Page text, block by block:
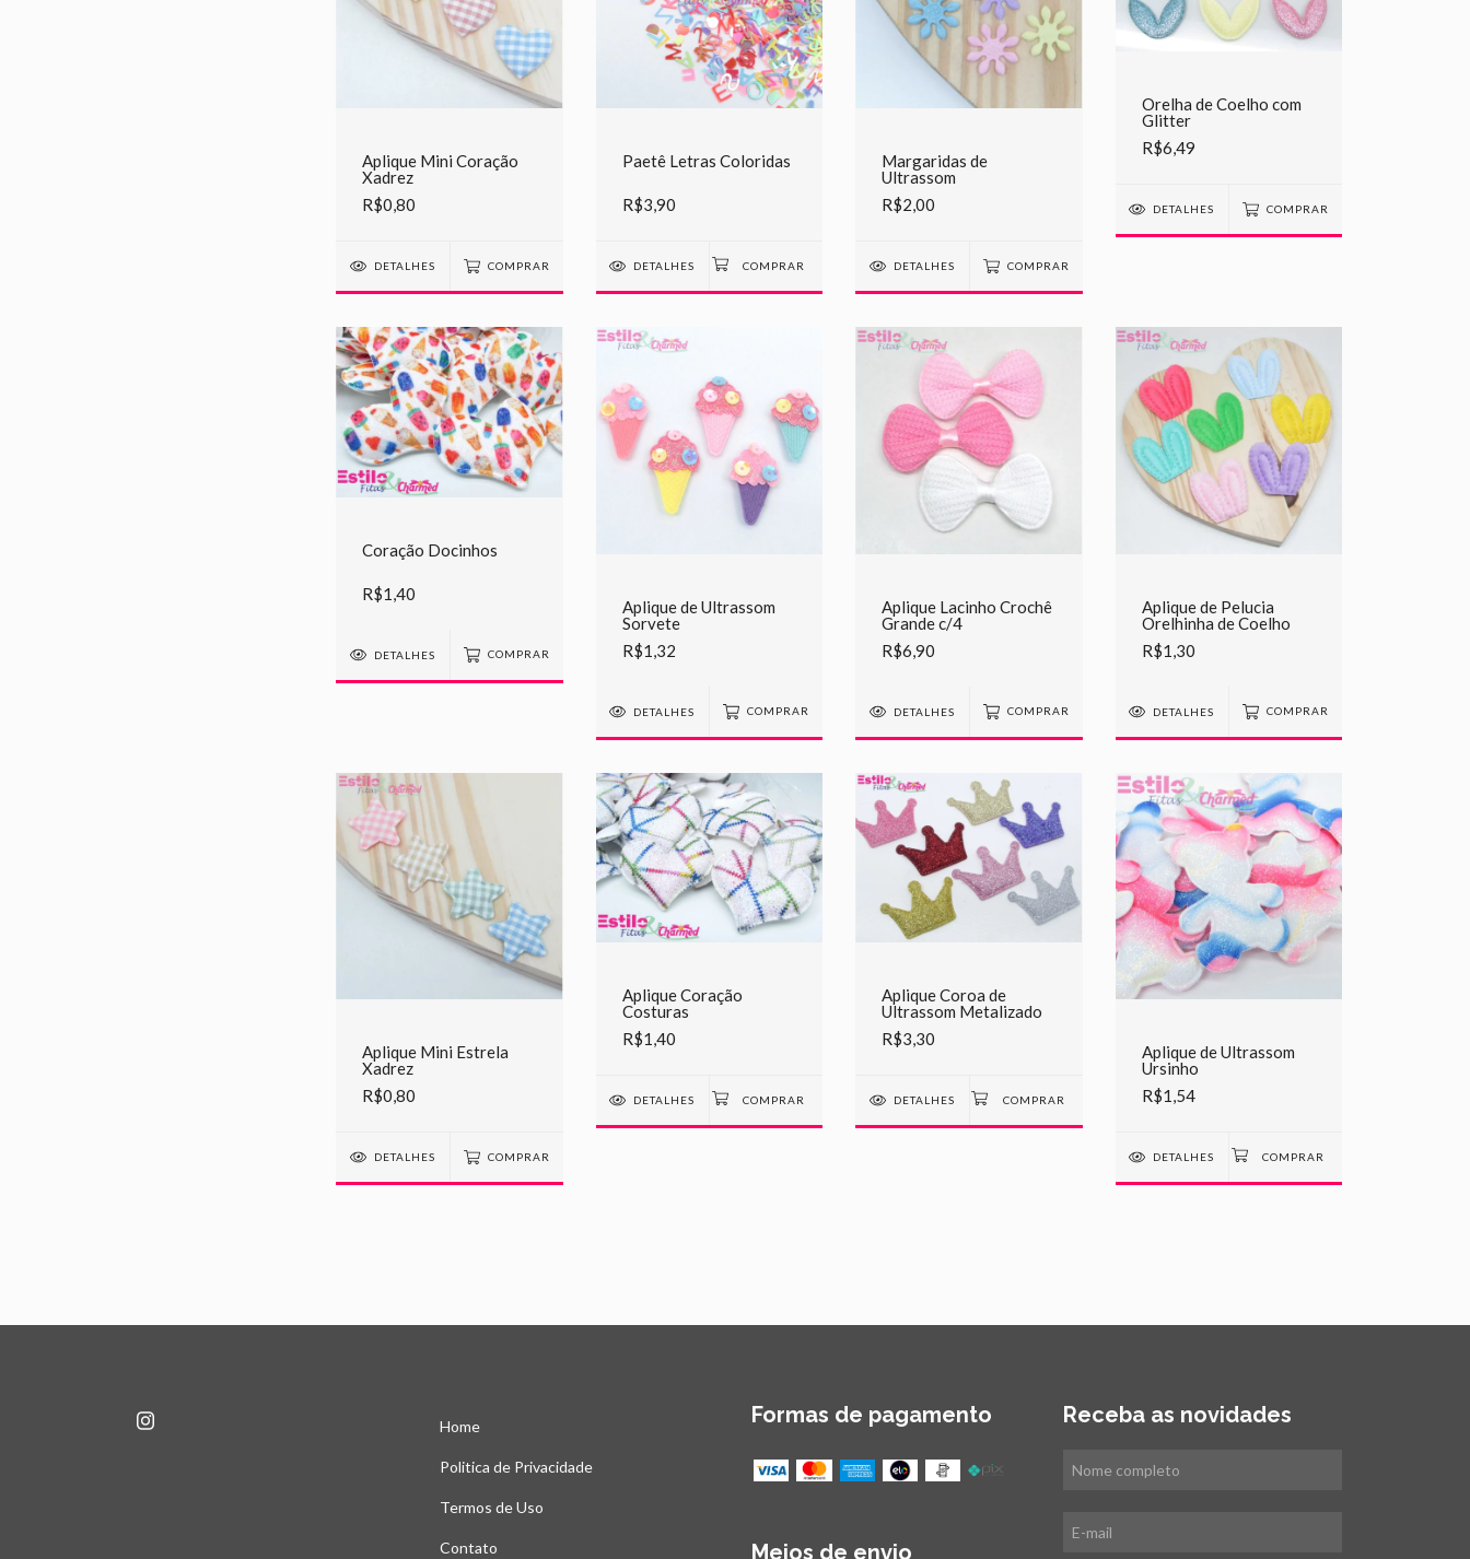
Aplique Mini Coração
Xadrez
R$0,80
DETALHES COMPRAR
Paetê Letras Coloridas
R$3,90
DETALHES
Margaridas de
Ultrassom
R$2,00
DETALHES COMPRAR
Orelha de Coelho com
Glitter
R$6,49
DETALHES COMPRAR
Coração Docinhos
R$1,40
DETALHES COMPRAR
Aplique de Ultrassom
Sorvete
R$1,32
DETALHES COMPRAR
Aplique Lacinho Crochê
Grande c/4
R$6,90
DETALHES COMPRAR
Aplique de Pelucia
Orelhinha de Coelho
R$1,30
DETALHES COMPRAR
Aplique Mini Estrela
Xadrez
R$0,80
DETALHES COMPRAR
Aplique Coração
Costuras
R$1,40
DETALHES
Aplique Coroa de
Ultrassom Metalizado
R$3,30
DETALHES
Aplique de Ultrassom
Ursinho
R$1,54
DETALHES
Home
Politica de Privacidade
Termos de Uso
Contato
Formas de pagamento
Meios de envio
Receba as novidades